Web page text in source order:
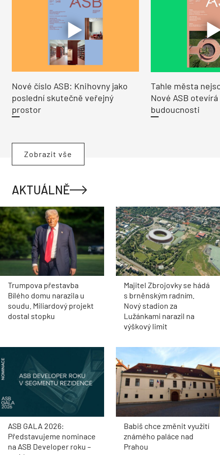
Nové číslo ASB: Knihovny jako
poslední skutečně veřejný
prostor
Tahle města
Nové ASB
budoucnosti
Zobrazit vše
AKTUÁLNĚ
Trumpova přestavba
Bílého domu narazila u
soudu. Miliardový projekt
dostal stopku
Majitel Zbrojovky se hádá
s brněnským radním.
Nový stadion za
Lužánkami narazil na
výškový limit
ASB GALA 2026:
Představujeme nominace
na ASB Developer roku –
Babiš chce změnit využití
známého paláce nad
Prahou